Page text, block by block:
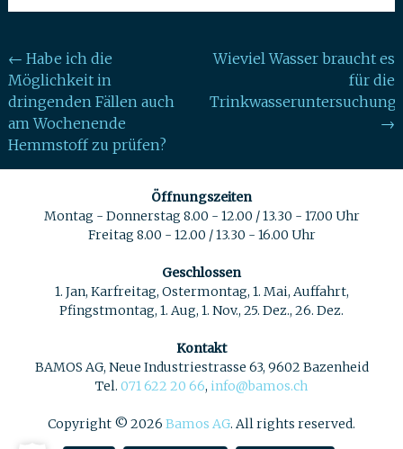
Post
navigation
← Habe ich die
Möglichkeit in
dringenden Fällen auch
am Wochenende
Hemmstoff zu prüfen?
Wieviel Wasser braucht es
für die
Trinkwasseruntersuchung?
→
Öffnungszeiten
Montag - Donnerstag 8.00 - 12.00 / 13.30 - 17.00 Uhr
Freitag 8.00 - 12.00 / 13.30 - 16.00 Uhr
Geschlossen
1. Jan, Karfreitag, Ostermontag, 1. Mai, Auffahrt,
Pfingstmontag, 1. Aug, 1. Nov., 25. Dez., 26. Dez.
Kontakt
BAMOS AG, Neue Industriestrasse 63, 9602 Bazenheid
Tel. 071 622 20 66, info@bamos.ch
Copyright © 2026 Bamos AG. All rights reserved.